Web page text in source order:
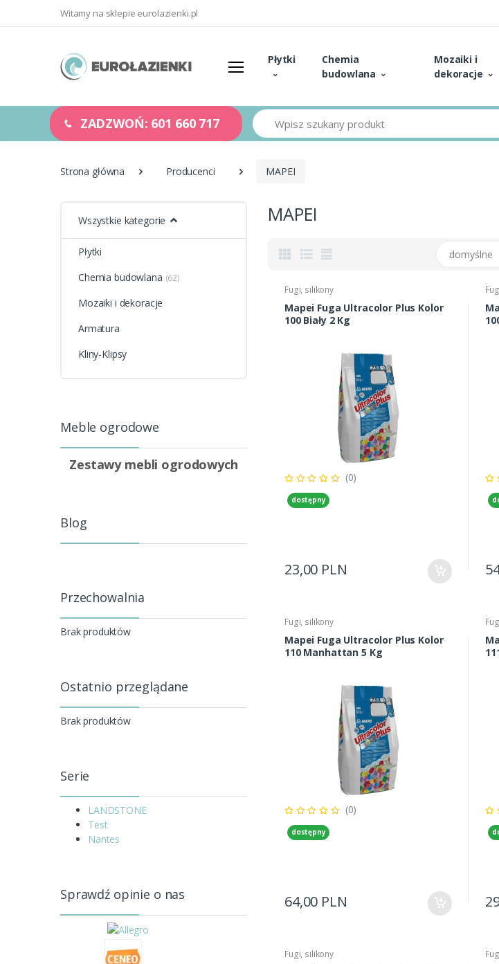
Witamy na sklepie eurolazienki.pl
Płytki
Chemia
budowlana
Mozaiki i
dekoracje
ZADZWOŃ: 601 660 717 Szukaj
Strona główna Producenci MAPEI
Wszystkie kategorie
Płytki
Chemia budowlana (62)
Mozaiki i dekoracje
Armatura
Kliny-Klipsy
Meble ogrodowe
Zestawy mebli ogrodowych
Blog
Przechowalnia
Brak produktów
Ostatnio przeglądane
Brak produktów
Serie
LANDSTONE
Test
Nantes
Sprawdź opinie o nas
MAPEI
domyślne
Fugi, silikony
Mapei Fuga Ultracolor Plus Kolor
100 Biały 2 Kg
(0)
dostępny
23,00 PLN
Fugi, silikony
Mapei Fuga Ultracolor Plus Kolor
110 Manhattan 5 Kg
(0)
dostępny
64,00 PLN
Fugi, silikony